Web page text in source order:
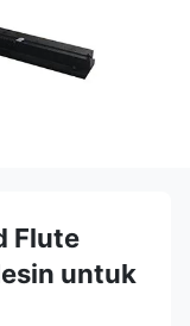
Flute
untuk